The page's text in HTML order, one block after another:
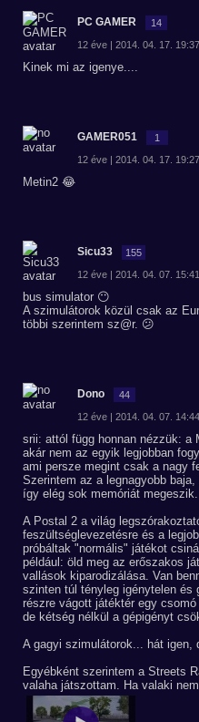
PC GAMER 14
12 éve | 2014. 04. 17.
Kinek mi az igenye....
GAMER051 1
12 éve | 2014. 04. 17.
Metin2 😂
Sicu33 155
12 éve | 2014. 04. 07.
bus simulator 😶
A szimulátorok közül csak az
többi szerintem sz@r. 😕
Dono 44
12 éve | 2014. 04. 07.
srii: attól függ honnan nézzük:
akár nem az egyik legjobban
ami persze megint csak a nagy
Szerintem az a legnagyobb
így elég sok memóriát megeszik.
A Postal 2 a világ
feszültséglevezetésre és a
próbáltak "normális" játékot
például: öld meg az erőszakos
vallások kiparodizálása. Van
szinten túl tényleg igénytelen
részre vágott játéktér egy
de kétség nélkül a gépigényt
A gagyi szimulátorok... hát igen,
Egyébként szerintem a Streets
valaha játszottam. Ha valaki